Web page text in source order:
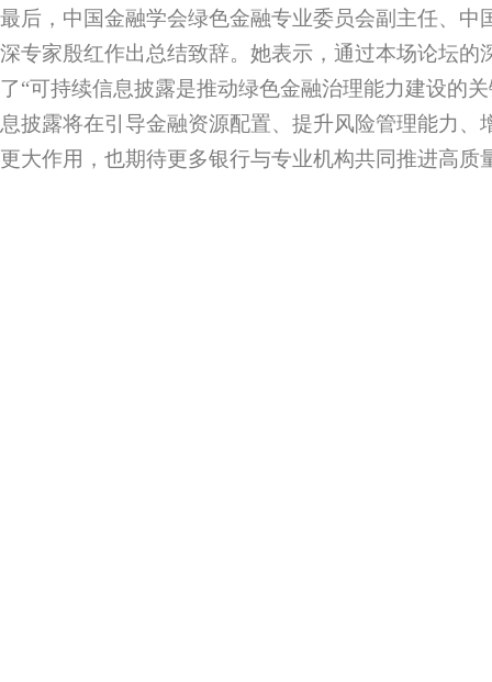
最后，中国金融学会绿色金融专业委员会副主任、中
深专家殷红作出总结致辞。她表示，通过本场论坛的
了“可持续信息披露是推动绿色金融治理能力建设的
息披露将在引导金融资源配置、提升风险管理能力、
更大作用，也期待更多银行与专业机构共同推进高质